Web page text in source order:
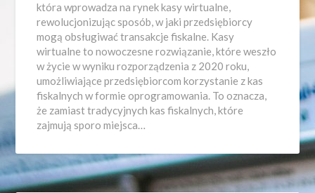
która wprowadza na rynek kasy wirtualne,
rewolucjonizując sposób, w jaki przedsiębiorcy
mogą obsługiwać transakcje fiskalne. Kasy
wirtualne to nowoczesne rozwiązanie, które weszło
w życie w wyniku rozporządzenia z 2020 roku,
umożliwiające przedsiębiorcom korzystanie z kas
fiskalnych w formie oprogramowania. To oznacza,
że zamiast tradycyjnych kas fiskalnych, które
zajmują sporo miejsca…